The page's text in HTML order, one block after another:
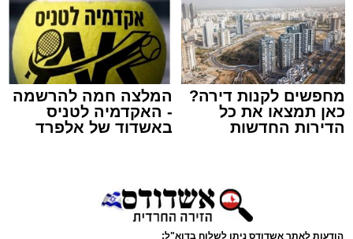
מסעדת רובן. יחצ
מנהל האתר / 16:08 26.07.26
אכלתם בשר, ועכשיו הכתבה הזאת. אנחנו יודעים
שהיא תגרום לקיבה שלכם להתגעגע עד כאב
לבורגר לוהט ועסיסי, נוטף טעם וארומה, שמתפנק
מחפשים לקנות דירה?
כאן תמצאו את כל
הדירות החדשות
המלצה חמה להרשמה
- האקדמיה לטניס
באשדוד של אלפרד
הודעות לאתר אשדודס ניתן לשלוח בדוא"ל: